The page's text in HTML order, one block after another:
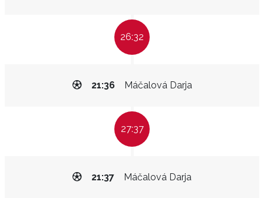
26:32
Máčalová Darja
21:36
27:37
Máčalová Darja
21:37